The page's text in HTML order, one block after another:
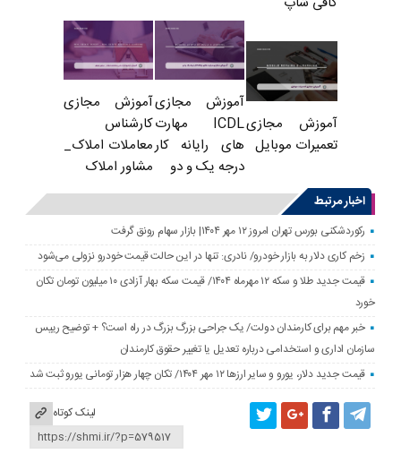
آموزش مجازی
تعمیرات موبایل
آموزش مجازی
ICDL مهارت
های رایانه کار
درجه یک و دو
آموزش مجازی
کارشناس
معاملات املاک_
مشاور املاک
اخبار مرتبط
رکوردشکنی بورس تهران امروز ۱۲ مهر ۱۴۰۴| بازار سهام رونق گرفت
زخم کاری دلار به بازار خودرو/ نادری: تنها در این حالت قیمت خودرو نزولی می‌شود
قیمت جدید طلا و سکه ۱۲ مهرماه ۱۴۰۴/ قیمت سکه بهار آزادی ۱۰ میلیون تومان تکان
خورد
خبر مهم برای کارمندان دولت/ یک جراحی بزرگ بزرگ در راه است؟ + توضیح رییس
سازمان اداری و استخدامی درباره تعدیل یا تغییر حقوق کارمندان
قیمت جدید دلار، یورو و سایر ارزها ۱۲ مهر ۱۴۰۴/ تکان چهار هزار تومانی یورو ثبت شد
لینک کوتاه